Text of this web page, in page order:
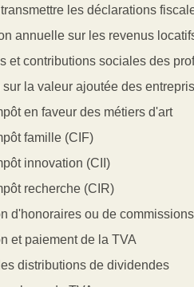
les déclarations
annuelle sur les revenus
et contributions sociales des
la valeur ajoutée des
en faveur des métiers d'art
famille (CIF)
innovation (CII)
recherche (CIR)
d'honoraires ou de commissions
et paiement de la TVA
distributions de dividendes